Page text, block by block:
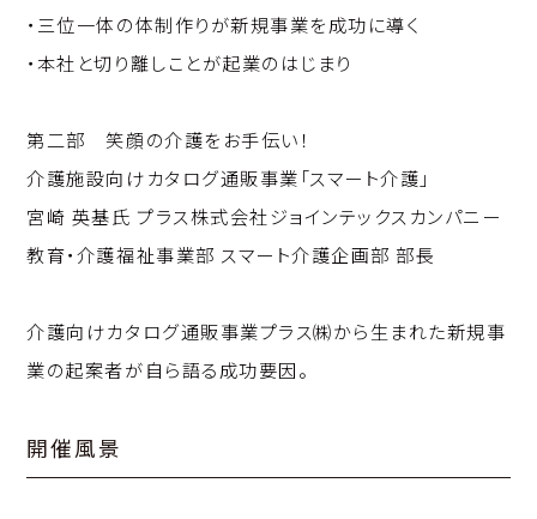
・三位一体の体制作りが新規事業を成功に導く
・本社と切り離しことが起業のはじまり
第二部 笑顔の介護をお手伝い！
介護施設向けカタログ通販事業「スマート介護」
宮崎 英基氏 プラス株式会社ジョインテックスカンパニー
教育・介護福祉事業部 スマート介護企画部 部長
介護向けカタログ通販事業プラス㈱から生まれた新規事
業の起案者が自ら語る成功要因。
開催風景